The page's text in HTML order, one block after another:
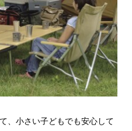
、小さい子どもでも安心して